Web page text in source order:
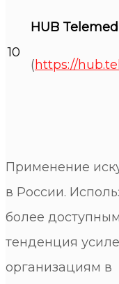
10
HUB Telemed
(https://
Применение
в России.
более
тенденция
организациям в